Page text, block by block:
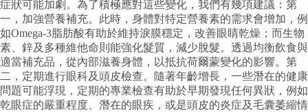
症狀可能加劇。為了積極應對這些變化，我們有幾項建議：第
一，加強營養補充。此時，身體對特定營養素的需求會增加，例
如Omega-3脂肪酸有助於維持淚膜穩定，改善眼睛乾燥；而生物
素、鋅及多種維他命則能強化髮質，減少脫髮。透過均衡飲食與
適當補充品，從內部滋養身體，以抵抗荷爾蒙變化的影響。第
二，定期進行眼科及頭皮檢查。隨著年齡增長，一些潛在的健康
問題可能浮現，定期的專業檢查有助於早期發現任何異狀，例如
乾眼症的嚴重程度、潛在的眼疾，或是頭皮的炎症及毛囊萎縮情